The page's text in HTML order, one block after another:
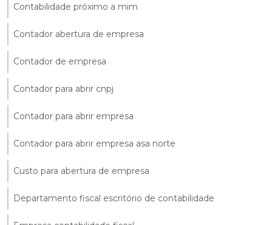
Contabilidade próximo a mim
Contador abertura de empresa
Contador de empresa
Contador para abrir cnpj
Contador para abrir empresa
Contador para abrir empresa asa norte
Custo para abertura de empresa
Departamento fiscal escritório de contabilidade